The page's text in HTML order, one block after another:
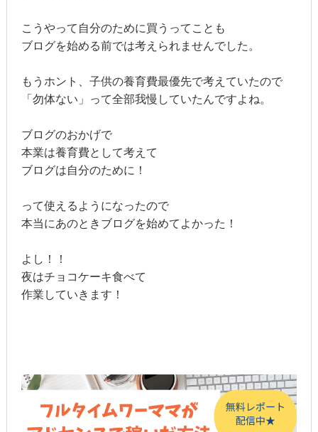
こうやって自分のために買うってことも
ブログを始める前では考えられませんでした。
もうホント、子供の養育費最優先で考えていたので
「勿体ない」って全部我慢していたんですよね。
ブログのおかげで
本業は養育費として考えて
ブログは自分のために！
って使えるようになったので
本当にあのときブログを始めてよかった！
よし！！
夜はチョコケーキ食べて
作業していきます！